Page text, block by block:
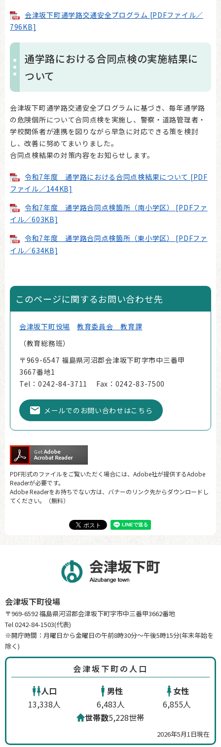
会津坂下町通学路交通安全プログラム [PDFファイル／
796KB]
通学路における合同点検の実施結果に
ついて
会津坂下町通学路交通安全プログラムに基づき、毎年通学路
の危険個所について合同点検を実施し、警察・道路管理者・
学校関係者が連携を図りながら早急に対応できる策を検討
し、改善に努めてまいりました。
合同点検結果の対策内容をお知らせします。
令和7年度 通学路における合同点検結果について [PDF
ファイル／144KB]
令和7年度 通学路合同点検箇所（南小学区） [PDFファ
イル／603KB]
令和7年度 通学路合同点検箇所（東小学区） [PDFファ
イル／634KB]
このページに関するお問い合わせ先
会津坂下町役場
教育委員会 教育課
教育総務班
〒969-6547 福島県河沼郡会津坂下町字市中三番甲
3667番地1
Tel：0242-84-3711
Fax：0242-83-7500
メールでのお問い合わせはこちら
PDF形式のファイルをご覧いただく場合には、Adobe社が提供するAdobe
Readerが必要です。
Adobe Readerをお持ちでない方は、バナーのリンク先からダウンロードし
てください。（無料）
会津坂下町役場
〒969-6592 福島県河沼郡会津坂下町字市中三番甲3662番地
Tel 0242-84-1503(代表)
※開庁時間：月曜日から金曜日の午前8時30分～午後5時15分(年末年始を
除く)
会津坂下町の人口
人口
13,338人
男性
6,483人
女性
6,855人
世帯数5,228世帯
2026年5月1日現在